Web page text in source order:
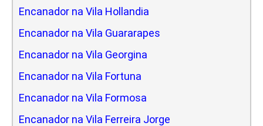
Encanador na Vila Hollandia
Encanador na Vila Guararapes
Encanador na Vila Georgina
Encanador na Vila Fortuna
Encanador na Vila Formosa
Encanador na Vila Ferreira Jorge